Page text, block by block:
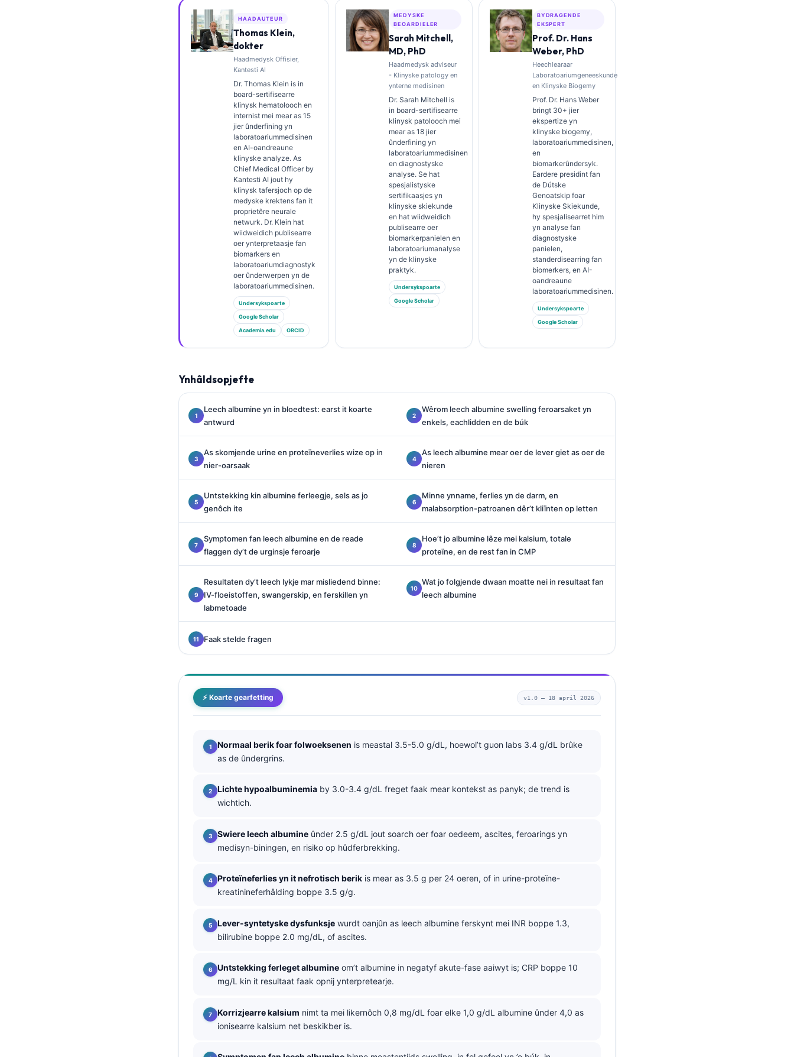
HAADAUTEUR
Thomas Klein,
dokter
Haadmedysk Offisier,
Kantesti AI
Dr. Thomas Klein is in
board-sertifisearre
klinysk hematolooch en
internist mei mear as 15
jier ûnderfining yn
laboratoariummedisinen
en AI-oandreaune
klinyske analyze. As
Chief Medical Officer by
Kantesti AI jout hy
klinysk tafersjoch op de
medyske krektens fan it
proprietêre neurale
netwurk. Dr. Klein hat
wiidweidich publisearre
oer ynterpretaasje fan
biomarkers en
laboratoariumdiagnostyk
oer ûnderwerpen yn de
laboratoariummedisinen.
Undersykspoarte
Google Scholar
Academia.edu ORCID
MEDYSKE
BEOARDIELER
Sarah Mitchell,
MD, PhD
Haadmedysk adviseur
- Klinyske patology en
ynterne medisinen
Dr. Sarah Mitchell is
in board-sertifisearre
klinysk patolooch mei
mear as 18 jier
ûnderfining yn
laboratoariummedisinen
en diagnostyske
analyse. Se hat
spesjalistyske
sertifikaasjes yn
klinyske skiekunde
en hat wiidweidich
publisearre oer
biomarkerpanielen en
laboratoariumanalyse
yn de klinyske
praktyk.
Undersykspoarte
Google Scholar
BYDRAGENDE
EKSPERT
Prof. Dr. Hans
Weber, PhD
Heechlearaar
Laboratoariumgeneeskunde
en Klinyske Biogemy
Prof. Dr. Hans Weber
bringt 30+ jier
ekspertize yn
klinyske biogemy,
laboratoariummedisinen,
en
biomarkerûndersyk.
Eardere presidint fan
de Dútske
Genoatskip foar
Klinyske Skiekunde,
hy spesjalisearret him
yn analyse fan
diagnostyske
panielen,
standerdisearring fan
biomerkers, en AI-
oandreaune
laboratoariummedisinen.
Undersykspoarte
Google Scholar
Ynhâldsopjefte
Leech albumine yn in bloedtest: earst it koarte
antwurd
Wêrom leech albumine swelling feroarsaket yn
enkels, eachlidden en de búk
As skomjende urine en proteïneverlies wize op in
nier-oarsaak
As leech albumine mear oer de lever giet as oer de
nieren
Untstekking kin albumine ferleegje, sels as jo
genôch ite
Minne ynname, ferlies yn de darm, en
malabsorption-patroanen dêr’t kliïnten op letten
Symptomen fan leech albumine en de reade
flaggen dy’t de urginsje feroarje
Hoe’t jo albumine lêze mei kalsium, totale
proteïne, en de rest fan in CMP
Resultaten dy’t leech lykje mar misliedend binne:
IV-floeistoffen, swangerskip, en ferskillen yn
labmetoade
Wat jo folgjende dwaan moatte nei in resultaat fan
leech albumine
Faak stelde fragen
⚡ Koarte gearfetting v1.0 — 18 april 2026
Normaal berik foar folwoeksenen is meastal 3.5-5.0 g/dL, hoewol’t guon labs 3.4 g/dL brûke
as de ûndergrins.
Lichte hypoalbuminemia by 3.0-3.4 g/dL freget faak mear kontekst as panyk; de trend is
wichtich.
Swiere leech albumine ûnder 2.5 g/dL jout soarch oer foar oedeem, ascites, feroarings yn
medisyn-biningen, en risiko op hûdferbrekking.
Proteïneferlies yn it nefrotisch berik is mear as 3.5 g per 24 oeren, of in urine-proteïne-
kreatinineferhâlding boppe 3.5 g/g.
Lever-syntetyske dysfunksje wurdt oanjûn as leech albumine ferskynt mei INR boppe 1.3,
bilirubine boppe 2.0 mg/dL, of ascites.
Untstekking ferleget albumine om’t albumine in negatyf akute-fase aaiwyt is; CRP boppe 10
mg/L kin it resultaat faak opnij ynterpretearje.
Korrizjearre kalsium nimt ta mei likernôch 0,8 mg/dL foar elke 1,0 g/dL albumine ûnder 4,0 as
ionisearre kalsium net beskikber is.